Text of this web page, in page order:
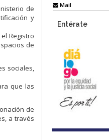
de
y
Registro
de
sociales,
que las
de
a través
Mail
Entérate